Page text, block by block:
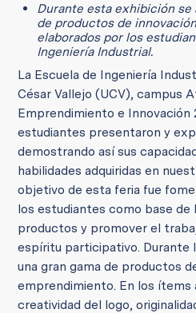
Durante esta exhibición se
de productos de
elaborados por los
Ingeniería Industrial.
La Escuela de Ingeniería
César Vallejo (UCV), campus
Emprendimiento e Innovación
estudiantes presentaron y
demostrando así sus
habilidades adquiridas en
objetivo de esta feria fue
los estudiantes como base de
productos y promover el
espíritu participativo. Durante
una gran gama de productos
emprendimiento. En los ítems
creatividad del logo,